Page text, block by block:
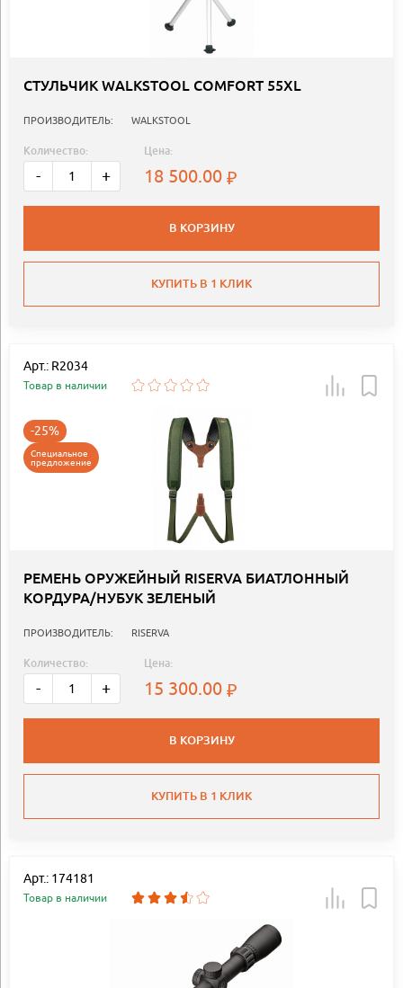
СТУЛЬЧИК WALKSTOOL COMFORT 55XL
ПРОИЗВОДИТЕЛЬ: WALKSTOOL
Количество:
- +
Цена:
18 500.00
В КОРЗИНУ
КУПИТЬ В 1 КЛИК
Арт.: R2034
Товар в наличии
-25%
Специальное
предложение
РЕМЕНЬ ОРУЖЕЙНЫЙ RISERVA БИАТЛОННЫЙ
КОРДУРА/НУБУК ЗЕЛЕНЫЙ
ПРОИЗВОДИТЕЛЬ: RISERVA
Количество:
- +
Цена:
15 300.00
В КОРЗИНУ
КУПИТЬ В 1 КЛИК
Арт.: 174181
Товар в наличии